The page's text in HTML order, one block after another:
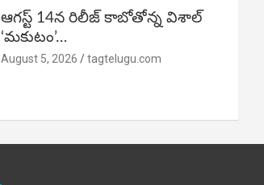
ఆగస్ట్ 14న రిలీజ్ కాబోతోన్న విశాల్
‘మకుటం’…
August 5, 2026 tagtelugu.com